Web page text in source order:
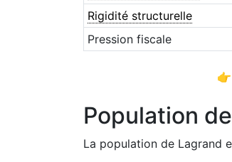
Rigidité structurelle
Pression fiscale
Population de
La population de Lagrand